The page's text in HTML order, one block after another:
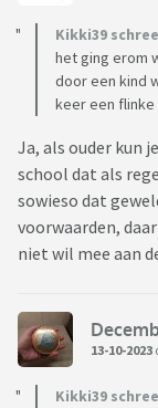
Kikki39
het ging erom
door een kind
keer een
Ja, als ouder kun
school dat als
sowieso dat
voorwaarden,
niet wil mee aan
13-10-2023
Kikki39